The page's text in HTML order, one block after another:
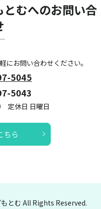
とむへのお問い合
にお問い合わせください。
5045
5043
定休日 日曜日
ちら
とむ All Rights Reserved.